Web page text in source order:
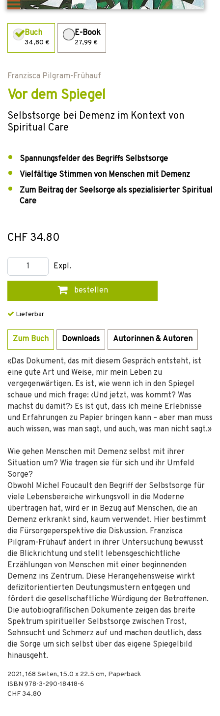
Buch
34,80 €
E-Book
27,99 €
Franzisca Pilgram-Frühauf
Vor dem Spiegel
Selbstsorge bei Demenz im Kontext von
Spiritual Care
Spannungsfelder des Begriffs Selbstsorge
Vielfältige Stimmen von Menschen mit Demenz
Zum Beitrag der Seelsorge als spezialisierter Spiritual
Care
CHF 34.80
Expl.
bestellen
Lieferbar
Zum Buch Downloads Autorinnen & Autoren
«Das Dokument, das mit diesem Gespräch entsteht, ist
eine gute Art und Weise, mir mein Leben zu
vergegenwärtigen. Es ist, wie wenn ich in den Spiegel
schaue und mich frage: ‹Und jetzt, was kommt? Was
machst du damit?› Es ist gut, dass ich meine Erlebnisse
und Erfahrungen zu Papier bringen kann – aber man muss
auch wissen, was man sagt, und auch, was man nicht sagt.»
Wie gehen Menschen mit Demenz selbst mit ihrer
Situation um? Wie tragen sie für sich und ihr Umfeld
Sorge?
Obwohl Michel Foucault den Begriff der Selbstsorge für
viele Lebensbereiche wirkungsvoll in die Moderne
übertragen hat, wird er in Bezug auf Menschen, die an
Demenz erkrankt sind, kaum verwendet. Hier bestimmt
die Fürsorgeperspektive die Diskussion. Franzisca
Pilgram-Frühauf ändert in ihrer Untersuchung bewusst
die Blickrichtung und stellt lebensgeschichtliche
Erzählungen von Menschen mit einer beginnenden
Demenz ins Zentrum. Diese Herangehensweise wirkt
defizitorientierten Deutungsmustern entgegen und
fördert die gesellschaftliche Würdigung der Betroffenen.
Die autobiografifischen Dokumente zeigen das breite
Spektrum spiritueller Selbstsorge zwischen Trost,
Sehnsucht und Schmerz auf und machen deutlich, dass
die Sorge um sich selbst über das eigene Spiegelbild
hinausgeht.
2021, 168 Seiten, 15.0 x 22.5 cm, Paperback
ISBN 978-3-290-18418-6
CHF 34.80